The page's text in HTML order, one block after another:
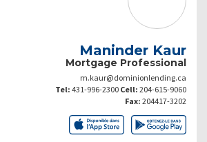
Maninder Kaur
Mortgage Professional
m.kaur@dominionlending.ca
Tel: 431-996-2300 Cell: 204-615-9060
Fax: 204417-3202